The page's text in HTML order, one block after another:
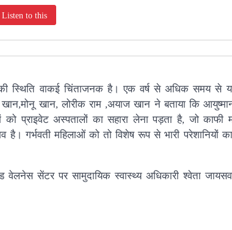
to this
स्थिति वाकई चिंताजनक है। एक वर्ष से अधिक समय से
खान, लोरीक राम ,अयाज खान ने बताया कि
प्राइवेट अस्पतालों का सहारा लेना पड़ता है, जो काफी
गर्भवती महिलाओं को तो विशेष रूप से भारी परेशानियों
वेलनेस सेंटर पर सामुदायिक स्वास्थ्य अधिकारी श्वेता